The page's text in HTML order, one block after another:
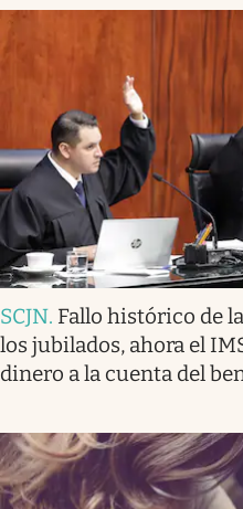
SCJN. Fallo histórico de
los jubilados, ahora el
dinero a la cuenta del